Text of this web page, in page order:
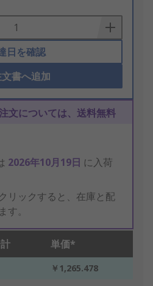
日を確認
書へ追加
文については、送料無料
2026年10月19日 に入荷
リックすると、在庫と配
。
単価*
￥1,265.478